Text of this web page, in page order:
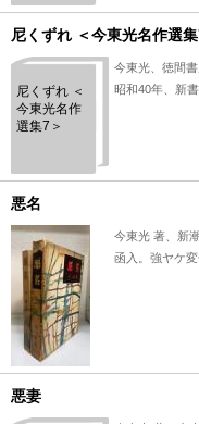
尼くずれ ＜今東光名作選集
尼くずれ ＜
今東光名作
選集7＞
今東光、徳間
昭和40年、新
悪名
今東光 著、新
函入。強ヤケ
悪妻